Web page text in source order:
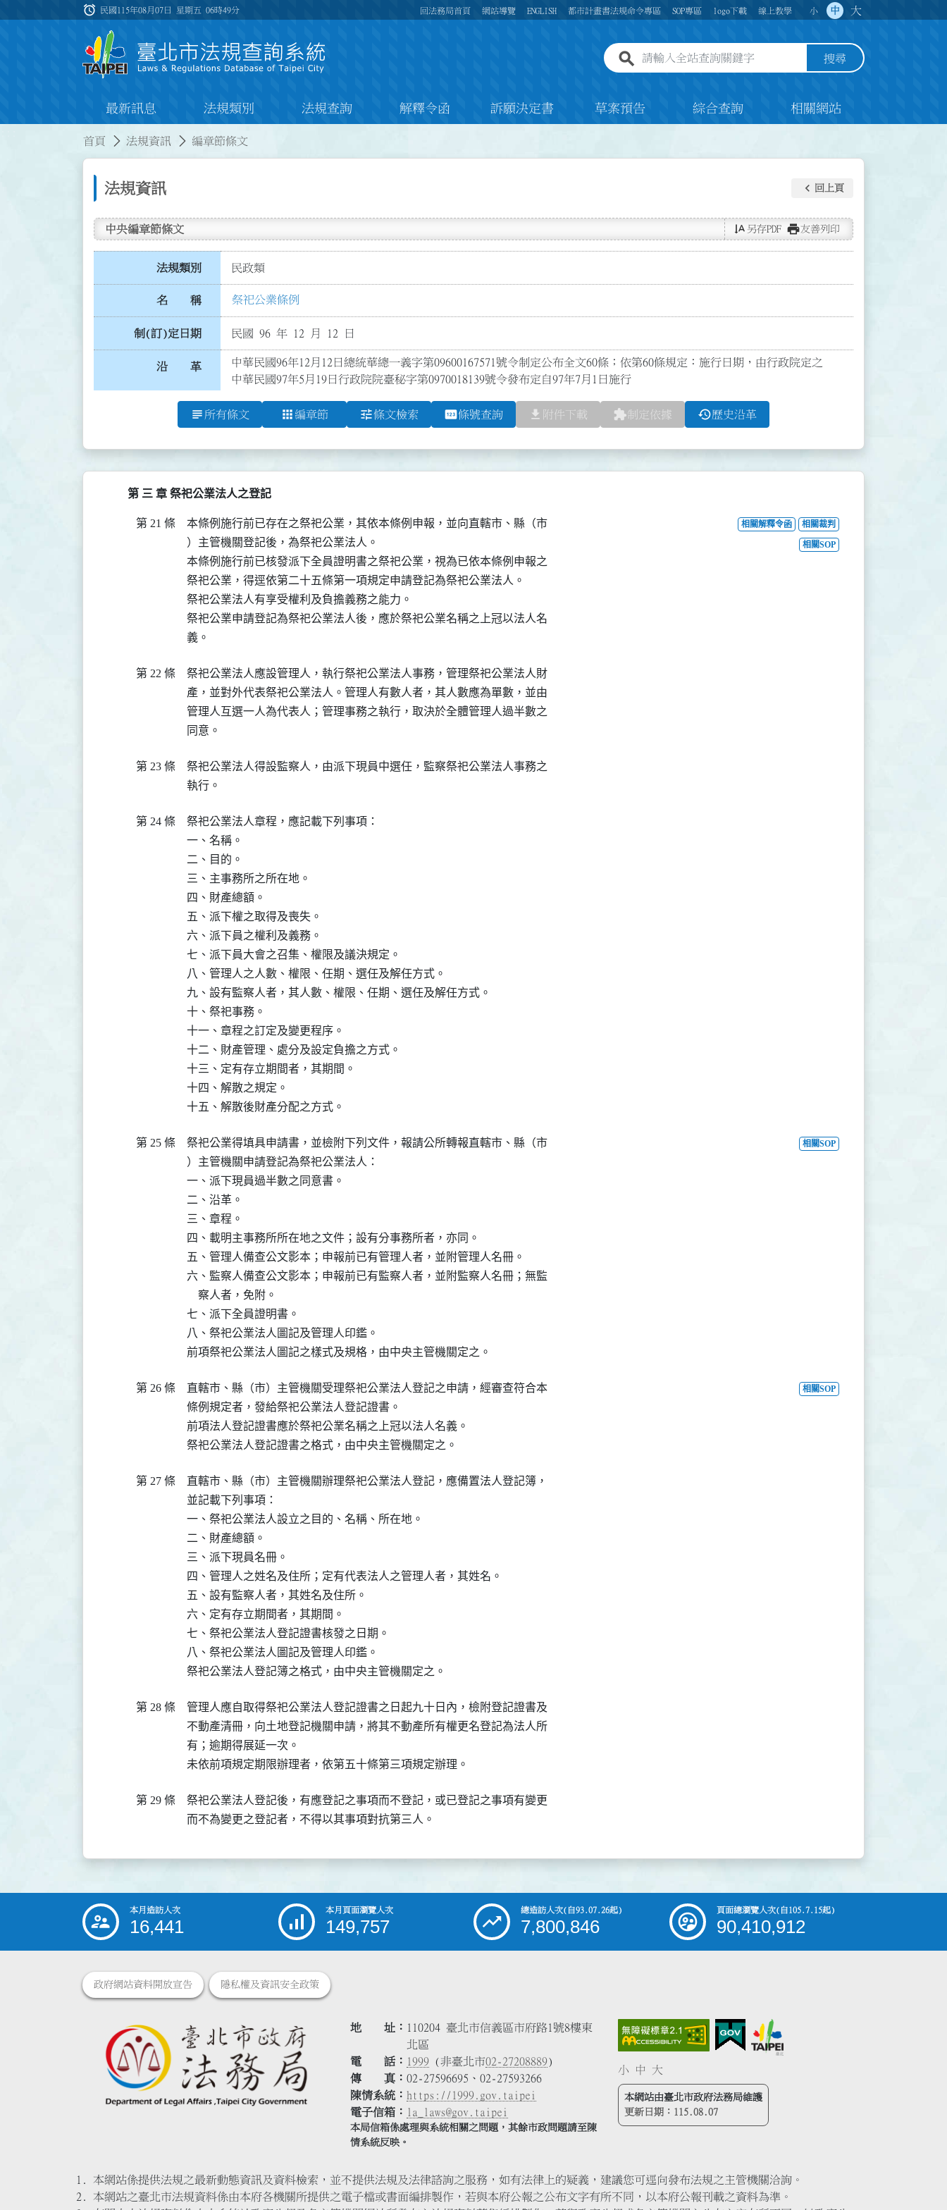
:::
alarm 民國115年08月07日 星期五06時49分 回法務局首頁 網站導覽 ENGLISH 都市計畫書法規命令專區 SOP專區 logo下載 線上教學 小 中 大
全站查詢關鍵字欄位 搜尋
最新訊息 法規類別 法規查詢 解釋令函 訴願決定書 草案預告 綜合查詢 相關網站
首頁 法規資訊 編章節條文
法規資訊 keyboard_arrow_left 回上頁
中央編章節條文 text_rotate_vertical 另存PDF print友善列印
法規類別 民政類
名 稱 祭祀公業條例
制(訂)定日期 民國 96 年 12 月 12 日
沿 革
中華民國96年12月12日總統華總一義字第09600167571號令制定公布全文60條；依第60條規定：施行日期，由行政院定之
中華民國97年5月19日行政院院臺秘字第0970018139號令發布定自97年7月1日施行
subject 所有條文 apps 編章節 tune條文檢索 pin條號查詢 file_download 附件下載 extension制定依據 history歷史沿革
第 三 章 祭祀公業法人之登記
第 21 條
本條例施行前已存在之祭祀公業，其依本條例申報，並向直轄市、縣（市
）主管機關登記後，為祭祀公業法人。
本條例施行前已核發派下全員證明書之祭祀公業，視為已依本條例申報之
祭祀公業，得逕依第二十五條第一項規定申請登記為祭祀公業法人。
祭祀公業法人有享受權利及負擔義務之能力。
祭祀公業申請登記為祭祀公業法人後，應於祭祀公業名稱之上冠以法人名
義。
相關解釋令函 相關裁判
相關SOP
第 22 條
祭祀公業法人應設管理人，執行祭祀公業法人事務，管理祭祀公業法人財
產，並對外代表祭祀公業法人。管理人有數人者，其人數應為單數，並由
管理人互選一人為代表人；管理事務之執行，取決於全體管理人過半數之
同意。
第 23 條
祭祀公業法人得設監察人，由派下現員中選任，監察祭祀公業法人事務之
執行。
第 24 條
祭祀公業法人章程，應記載下列事項：
一、名稱。
二、目的。
三、主事務所之所在地。
四、財產總額。
五、派下權之取得及喪失。
六、派下員之權利及義務。
七、派下員大會之召集、權限及議決規定。
八、管理人之人數、權限、任期、選任及解任方式。
九、設有監察人者，其人數、權限、任期、選任及解任方式。
十、祭祀事務。
十一、章程之訂定及變更程序。
十二、財產管理、處分及設定負擔之方式。
十三、定有存立期間者，其期間。
十四、解散之規定。
十五、解散後財產分配之方式。
第 25 條
祭祀公業得填具申請書，並檢附下列文件，報請公所轉報直轄市、縣（市
）主管機關申請登記為祭祀公業法人：
一、派下現員過半數之同意書。
二、沿革。
三、章程。
四、載明主事務所所在地之文件；設有分事務所者，亦同。
五、管理人備查公文影本；申報前已有管理人者，並附管理人名冊。
六、監察人備查公文影本；申報前已有監察人者，並附監察人名冊；無監
    察人者，免附。
七、派下全員證明書。
八、祭祀公業法人圖記及管理人印鑑。
前項祭祀公業法人圖記之樣式及規格，由中央主管機關定之。
相關SOP
第 26 條
直轄市、縣（市）主管機關受理祭祀公業法人登記之申請，經審查符合本
條例規定者，發給祭祀公業法人登記證書。
前項法人登記證書應於祭祀公業名稱之上冠以法人名義。
祭祀公業法人登記證書之格式，由中央主管機關定之。
相關SOP
第 27 條
直轄市、縣（市）主管機關辦理祭祀公業法人登記，應備置法人登記簿，
並記載下列事項：
一、祭祀公業法人設立之目的、名稱、所在地。
二、財產總額。
三、派下現員名冊。
四、管理人之姓名及住所；定有代表法人之管理人者，其姓名。
五、設有監察人者，其姓名及住所。
六、定有存立期間者，其期間。
七、祭祀公業法人登記證書核發之日期。
八、祭祀公業法人圖記及管理人印鑑。
祭祀公業法人登記簿之格式，由中央主管機關定之。
第 28 條
管理人應自取得祭祀公業法人登記證書之日起九十日內，檢附登記證書及
不動產清冊，向土地登記機關申請，將其不動產所有權更名登記為法人所
有；逾期得展延一次。
未依前項規定期限辦理者，依第五十條第三項規定辦理。
第 29 條
祭祀公業法人登記後，有應登記之事項而不登記，或已登記之事項有變更
而不為變更之登記者，不得以其事項對抗第三人。
::: 本月造訪人次
16,441
本月頁面瀏覽人次
149,757
總造訪人次(自93.07.26起)
7,800,846
頁面總瀏覽人次(自105.7.15起)
90,410,912
政府網站資料開放宣告 隱私權及資訊安全政策
地 址
110204 臺北市信義區市府路1號8樓東
北區
電 話
1999 (非臺北市02-27208889)
傳 真
02-27596695、02-27593266
陳情系統
https://1999.gov.taipei
電子信箱
la_laws@gov.taipei
本局信箱係處理與系統相關之問題，其餘市政問題請至陳
情系統反映。
小 中 大
本網站由臺北市政府法務局維護
更新日期： 115.08.07
本網站係提供法規之最新動態資訊及資料檢索，並不提供法規及法律諮詢之服務，如有法律上的疑義，建議您可逕向發布法規之主管機關洽詢。
本網站之臺北市法規資料係由本府各機關所提供之電子檔或書面編排製作，若與本府公報之公布文字有所不同，以本府公報刊載之資料為準。